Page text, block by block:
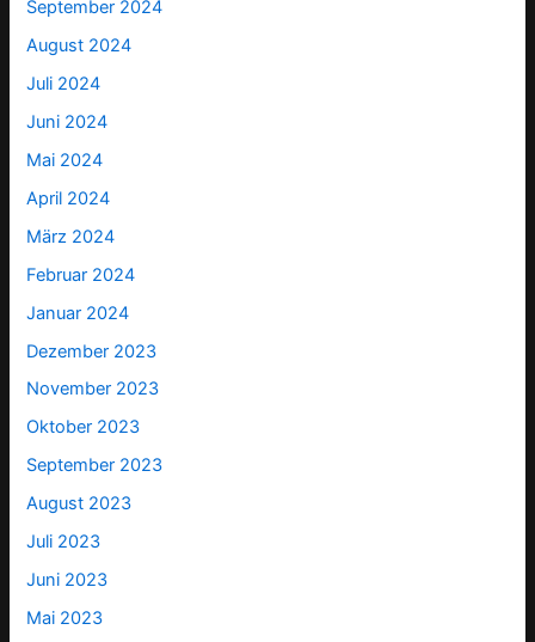
September 2024
August 2024
Juli 2024
Juni 2024
Mai 2024
April 2024
März 2024
Februar 2024
Januar 2024
Dezember 2023
November 2023
Oktober 2023
September 2023
August 2023
Juli 2023
Juni 2023
Mai 2023